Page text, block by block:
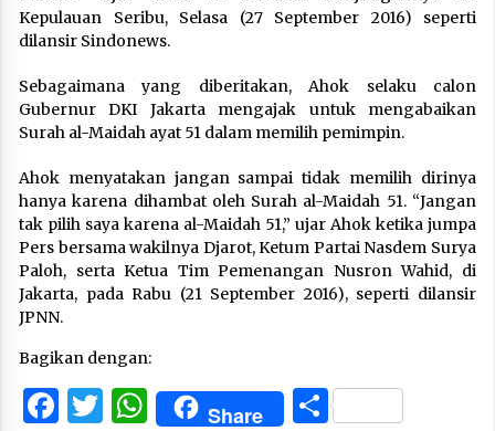
Kepulauan Seribu, Selasa (27 September 2016) seperti
dilansir Sindonews.
Sebagaimana yang diberitakan, Ahok selaku calon
Gubernur DKI Jakarta mengajak untuk mengabaikan
Surah al-Maidah ayat 51 dalam memilih pemimpin.
Ahok menyatakan jangan sampai tidak memilih dirinya
hanya karena dihambat oleh Surah al-Maidah 51. “Jangan
tak pilih saya karena al-Maidah 51,” ujar Ahok ketika jumpa
Pers bersama wakilnya Djarot, Ketum Partai Nasdem Surya
Paloh, serta Ketua Tim Pemenangan Nusron Wahid, di
Jakarta, pada Rabu (21 September 2016), seperti dilansir
JPNN.
Bagikan dengan:
Facebook
Twitter
WhatsApp
Share Share